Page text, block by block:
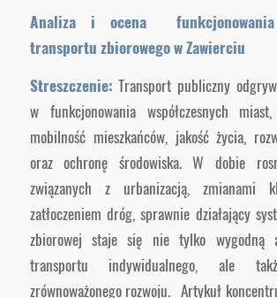
Analiza i ocena funkcjonowania
transportu zbiorowego w Zawierciu
Streszczenie:Transport publiczny
w funkcjonowania współczesnych
mobilność mieszkańców, jakość życia,
oraz ochronę środowiska. W dobie
związanych z urbanizacją, zmianami
zatłoczeniem dróg, sprawnie działający
zbiorowej staje się nie tylko wygodną
transportu indywidualnego, ale
zrównoważonego rozwoju. Artykuł